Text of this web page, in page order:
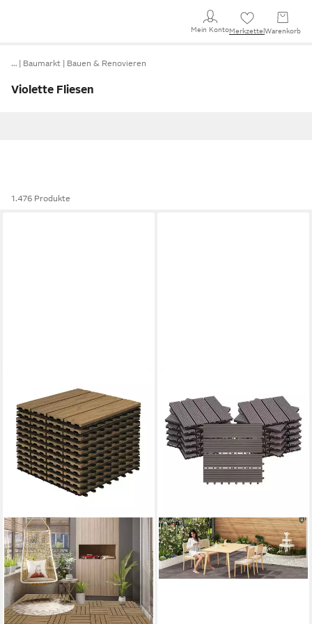
Mein KontoMerkzettel Warenkorb
… Baumarkt Bauen & Renovieren
Violette Fliesen
1.476 Produkte